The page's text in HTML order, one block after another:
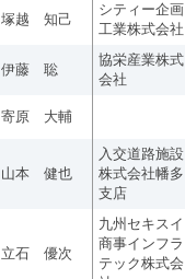
塚越 知己
シティー企画
工業株式会社
伊藤 聡
協栄産業株式
会社
寄原 大輔
山本 健也
入交道路施設
株式会社幡多
支店
立石 優次
九州セキスイ
商事インフラ
テック株式会